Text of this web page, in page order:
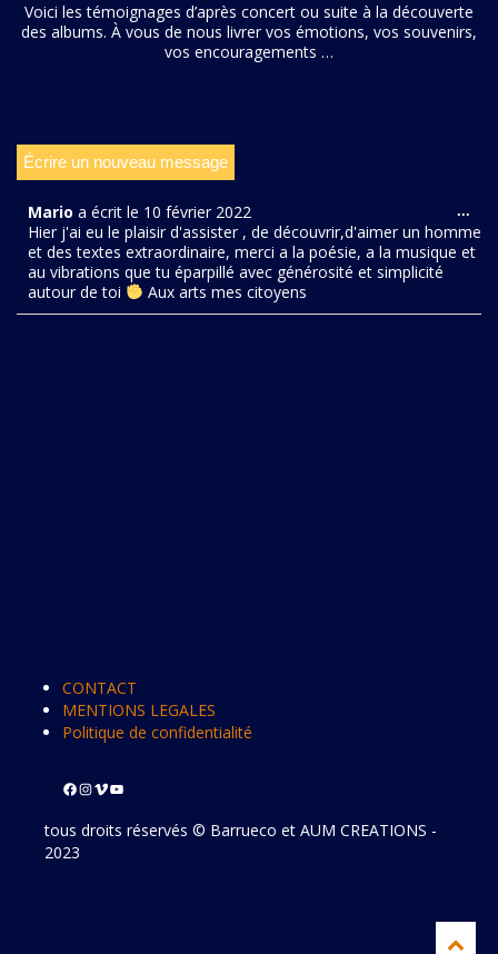
Voici les témoignages d’après concert ou suite à la découverte
des albums. À vous de nous livrer vos émotions, vos souvenirs,
vos encouragements …
Mario a écrit le 10 février 2022
Hier j'ai eu le plaisir d'assister , de découvrir,d'aimer un homme
et des textes extraordinaire, merci a la poésie, a la musique et
au vibrations que tu éparpillé avec générosité et simplicité
autour de toi
Aux arts mes citoyens
...
CONTACT
MENTIONS LEGALES
Politique de confidentialité
tous droits réservés © Barrueco et AUM CREATIONS -
2023